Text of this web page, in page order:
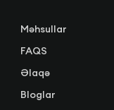
Məhsullar
FAQS
Əlaqə
Bloglar